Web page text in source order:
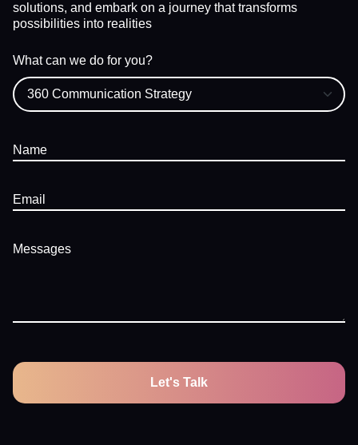
solutions, and embark on a journey that transforms
possibilities into realities
What can we do for you?